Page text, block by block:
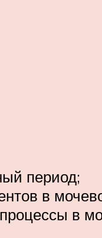
период;
в
в